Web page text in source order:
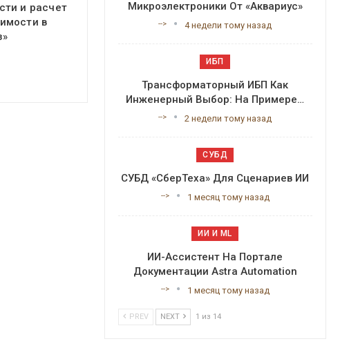
и расчет
в
Микроэлектроники От «Аквариус»
--> 4 недели тому назад
ИБП
Трансформаторный ИБП Как
Инженерный Выбор: На Примере…
--> 2 недели тому назад
СУБД
СУБД «СберТеха» Для Сценариев ИИ
--> 1 месяц тому назад
ИИ И ML
ИИ-Ассистент На Портале
Документации Astra Automation
--> 1 месяц тому назад
PREV NEXT 1 из 14